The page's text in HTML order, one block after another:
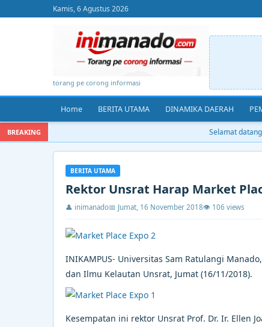
Kamis, 6 Agustus 2026
torang pe corong informasi
Home BERITA UTAMA DINAMIKA DAERAH
BREAKING Selamat
BERITA UTAMA
Rektor Unsrat Harap Market
👤 inimanado📅 Jumat, 16 November 2018👁 106 views
INIKAMPUS- Universitas Sam Ratulangi
dan Ilmu Kelautan Unsrat, Jumat (16/11/2018).
Kesempatan ini rektor Unsrat Prof. Dr. Ir. Ellen